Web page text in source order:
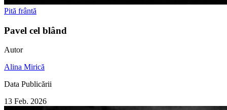
Pită frântă
Pavel cel blând
Autor
Alina Mirică
Data Publicării
13 Feb. 2026